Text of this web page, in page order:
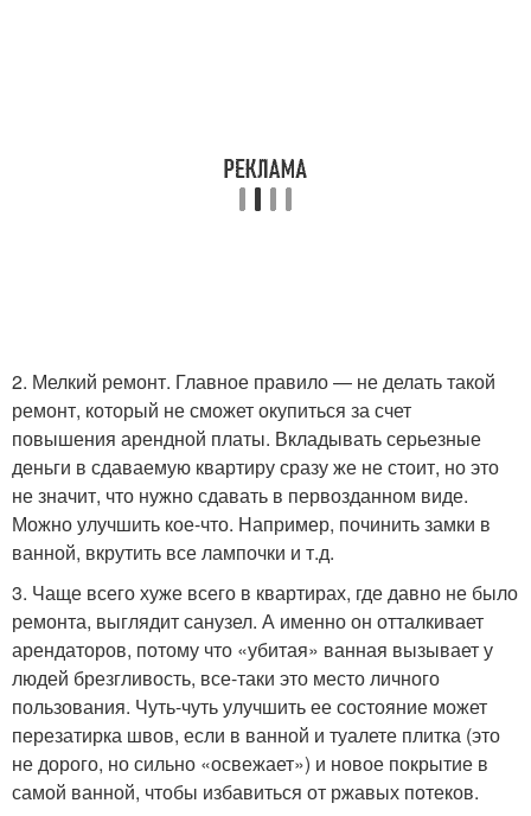
2. Мелкий ремонт. Главное правило — не делать такой
ремонт, который не сможет окупиться за счет
повышения арендной платы. Вкладывать серьезные
деньги в сдаваемую квартиру сразу же не стоит, но это
не значит, что нужно сдавать в первозданном виде.
Можно улучшить кое-что. Например, починить замки в
ванной, вкрутить все лампочки и т.д.
3. Чаще всего хуже всего в квартирах, где давно не было
ремонта, выглядит санузел. А именно он отталкивает
арендаторов, потому что «убитая» ванная вызывает у
людей брезгливость, все-таки это место личного
пользования. Чуть-чуть улучшить ее состояние может
перезатирка швов, если в ванной и туалете плитка (это
не дорого, но сильно «освежает») и новое покрытие в
самой ванной, чтобы избавиться от ржавых потеков.